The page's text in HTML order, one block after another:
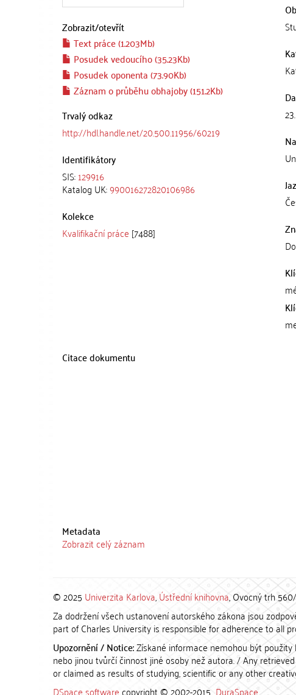
Zobrazit/otevřít
Text práce (1.203Mb)
Posudek vedoucího (35.23Kb)
Posudek oponenta (73.90Kb)
Záznam o průběhu obhajoby (151.2Kb)
Trvalý odkaz
http://hdl.handle.net/20.500.11956/60219
Identifikátory
SIS:129916
Katalog UK:990016272820106986
Kolekce
Kvalifikační práce [7488]
Citace dokumentu
Metadata
Zobrazit celý záznam
© 2025 Univerzita Karlova,Ústřední knihovna, Ovocný trh
Za dodržení všech ustanovení autorského zákona jsou
part of Charles University is responsible for adherence to all
Upozornění / Notice:Získané informace nemohou být
nebo jinou tvůrčí činnost jiné osoby než autora. / Any
or claimed as results of studying, scientific or any other
DSpace softwarecopyright © 2002-2015 DuraSpace